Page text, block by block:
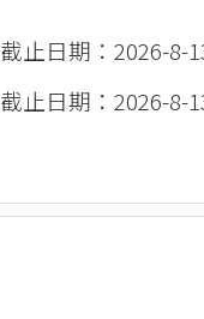
截止日期：2026-8-
截止日期：2026-8-